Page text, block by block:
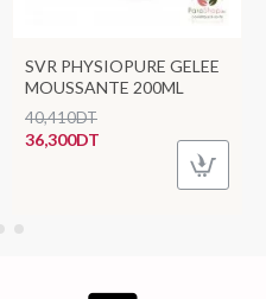
SVR PHYSIOPURE GELEE
MOUSSANTE 200ML
36,300DT
40,410DT